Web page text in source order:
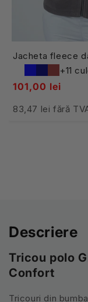
Jacheta fleece
+11
101,00 lei
83,47 lei fără
Descriere
Tricou polo
Confort
Tricouri din